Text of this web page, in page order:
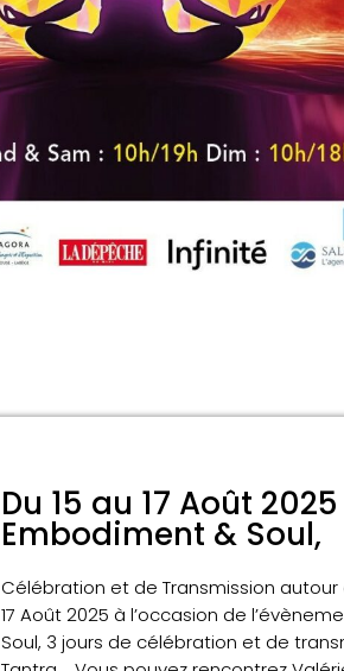
Du 15 au 17 Août
Embodiment & Soul,
Célébration et de Transmission autour
17 Août 2025 à l’occasion de
Soul, 3 jours de célébration et de